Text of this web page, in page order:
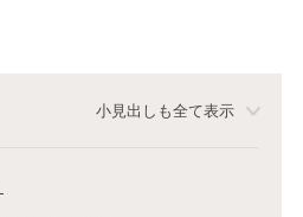
小見出しも全て表示